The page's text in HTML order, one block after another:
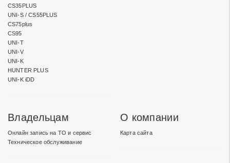
CS35PLUS
UNI-S / CS55PLUS
CS75plus
CS95
UNI-T
UNI-V
UNI-K
HUNTER PLUS
UNI-K iDD
Владельцам
Онлайн запись на ТО и сервис
Техническое обслуживание
О компании
Карта сайта